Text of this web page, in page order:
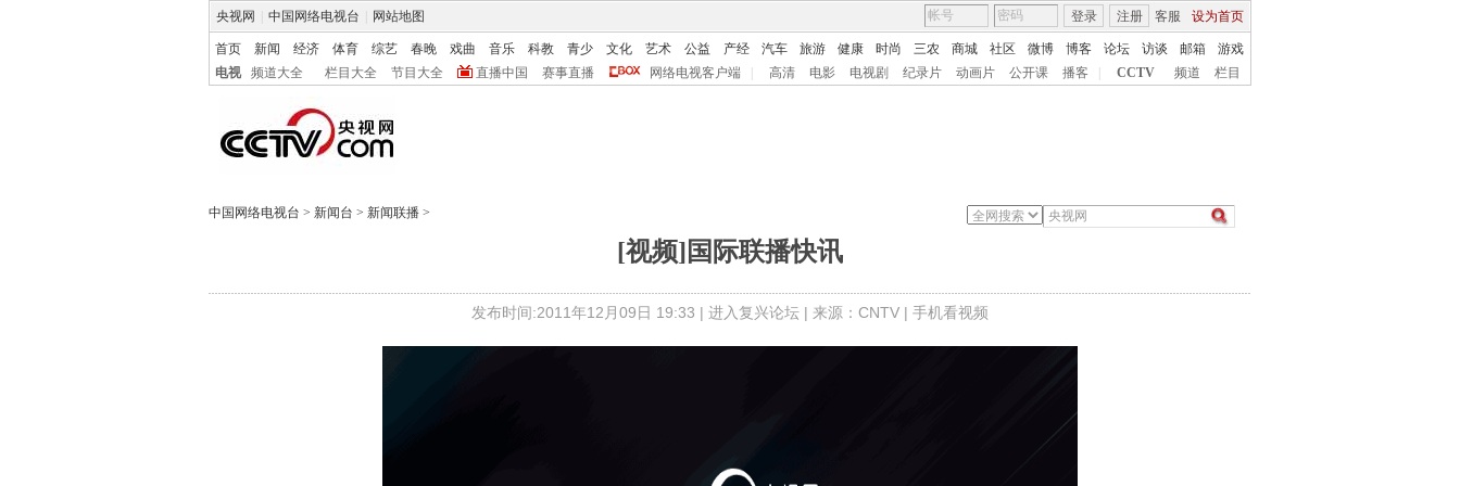
央视网 中国网络电视台 网站地图 客服 设为首页
登录 注册
首页 新闻 经济 体育 综艺 春晚 戏曲 音乐 科教 青少 文化 艺术 公益 产经 汽车 旅游 健康 时尚 三农 商城 社区 微博 博客 论坛 访谈 邮箱
游戏
电视
频道大全 栏目大全 节目大全 直播中国 赛事直播 网络电视客户端 高清 电影 电视剧 纪录片 动画片 公开课 播客 CCTV 频道 栏目
中国网络电视台 > 新闻台 > 新闻联播 >
[视频]国际联播快讯
发布时间:2011年12月09日 19:33 | 进入复兴论坛 | 来源：CNTV | 手机看视频